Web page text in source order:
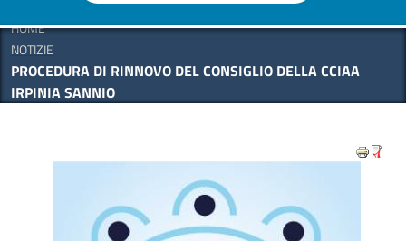
HOME
NOTIZIE
PROCEDURA DI RINNOVO DEL CONSIGLIO DELLA CCIAA
IRPINIA SANNIO